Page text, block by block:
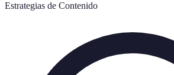
Estrategias de Contenido